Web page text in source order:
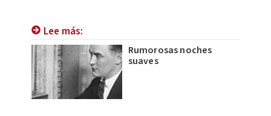
Lee más:
Rumorosas noches
suaves